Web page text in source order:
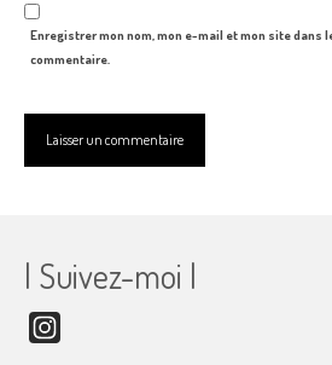
Enregistrer mon nom, mon e-mail et mon site dans
commentaire.
| Suivez-moi |